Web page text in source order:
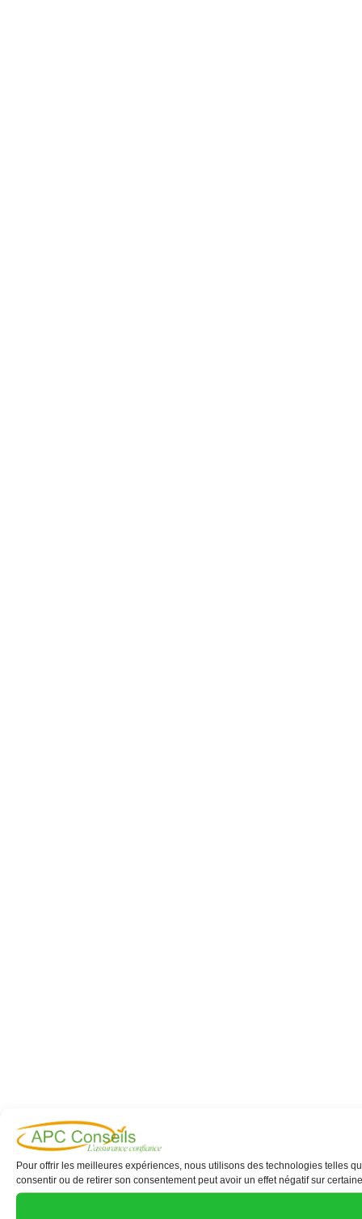
Pour offrir les meilleures expériences, nous utilisons des technologies telles
consentir ou de retirer son consentement peut avoir un effet négatif sur